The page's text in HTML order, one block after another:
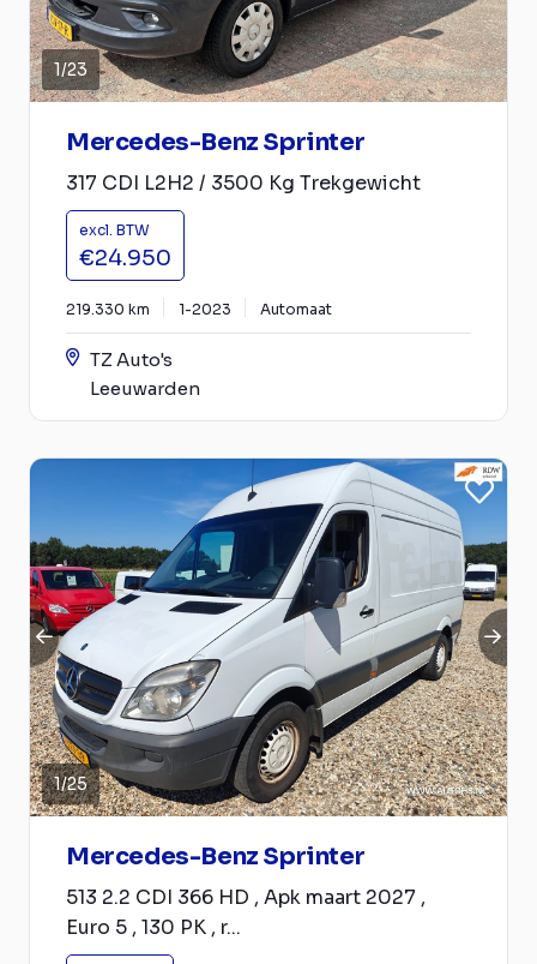
1/23
Mercedes-Benz Sprinter
317 CDI L2H2 / 3500 Kg Trekgewicht
excl. BTW
€24.950
219.330 km 1-2023 Automaat
TZ Auto's
Leeuwarden
1/25
Mercedes-Benz Sprinter
513 2.2 CDI 366 HD , Apk maart 2027 ,
Euro 5 , 130 PK , r...